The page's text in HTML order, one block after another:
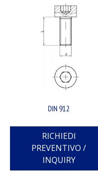
DIN 912
RICHIEDI
PREVENTIVO /
INQUIRY